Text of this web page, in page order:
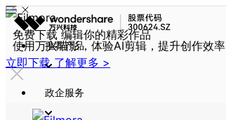
免费下载 编辑你的精彩作品
使用万兴喵影，体验AI剪辑，提升创作效率
立即下载 了解更多 >
推荐产品
政企服务